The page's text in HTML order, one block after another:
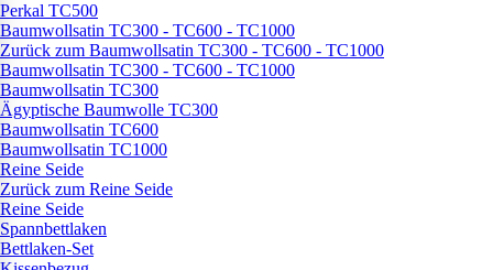
Perkal TC500
Baumwollsatin TC300 - TC600 - TC1000
Zurück zum Baumwollsatin TC300 - TC600 - TC1000
Baumwollsatin TC300 - TC600 - TC1000
Baumwollsatin TC300
Ägyptische Baumwolle TC300
Baumwollsatin TC600
Baumwollsatin TC1000
Reine Seide
Zurück zum Reine Seide
Reine Seide
Spannbettlaken
Bettlaken-Set